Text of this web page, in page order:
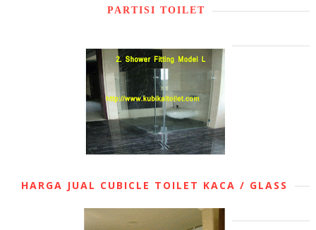
PARTISI TOILET
HARGA JUAL CUBICLE TOILET KACA / GLASS